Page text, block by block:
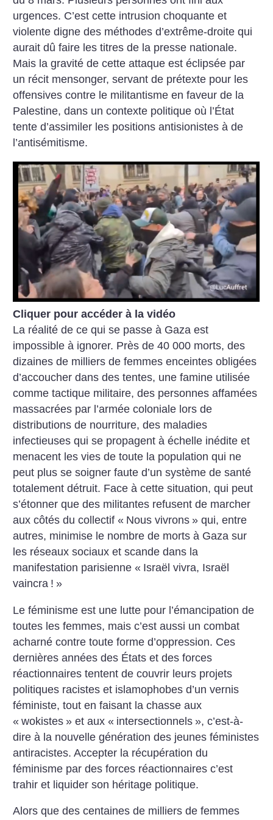
urgences. C’est cette intrusion choquante et
violente digne des méthodes d’extrême-droite qui
aurait dû faire les titres de la presse nationale.
Mais la gravité de cette attaque est éclipsée par
un récit mensonger, servant de prétexte pour les
offensives contre le militantisme en faveur de la
Palestine, dans un contexte politique où l’État
tente d’assimiler les positions antisionistes à de
l’antisémitisme.
Cliquer pour accéder à la vidéo
La réalité de ce qui se passe à Gaza est
impossible à ignorer. Près de 40 000 morts, des
dizaines de milliers de femmes enceintes obligées
d’accoucher dans des tentes, une famine utilisée
comme tactique militaire, des personnes affamées
massacrées par l’armée coloniale lors de
distributions de nourriture, des maladies
infectieuses qui se propagent à échelle inédite et
menacent les vies de toute la population qui ne
peut plus se soigner faute d’un système de santé
totalement détruit. Face à cette situation, qui peut
s’étonner que des militantes refusent de marcher
aux côtés du collectif « Nous vivrons » qui, entre
autres, minimise le nombre de morts à Gaza sur
les réseaux sociaux et scande dans la
manifestation parisienne « Israël vivra, Israël
vaincra ! »
Le féminisme est une lutte pour l’émancipation de
toutes les femmes, mais c’est aussi un combat
acharné contre toute forme d’oppression. Ces
dernières années des États et des forces
réactionnaires tentent de couvrir leurs projets
politiques racistes et islamophobes d’un vernis
féministe, tout en faisant la chasse aux
« wokistes » et aux « intersectionnels », c’est-à-
dire à la nouvelle génération des jeunes féministes
antiracistes. Accepter la récupération du
féminisme par des forces réactionnaires c’est
trahir et liquider son héritage politique.
Alors que des centaines de milliers de femmes